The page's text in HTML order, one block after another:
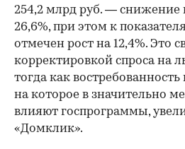
254,2 млрд руб. — снижение
26,6%, при этом к
отмечен рост на 12,4%. Это
корректировкой спроса на
тогда как
на которое в значительно
влияют госпрограммы,
«Домклик».